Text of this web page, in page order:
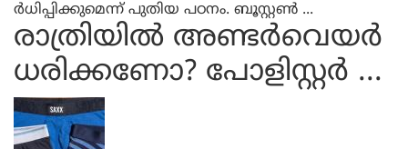
ര്‍ധിപ്പിക്കുമെന്ന് പുതിയ പഠനം. ബൂസ്റ്റണ്‍ ...
രാത്രിയില്‍ അണ്ടര്‍വെയര്‍
ധരിക്കണോ? പോളിസ്റ്റര്‍ ...